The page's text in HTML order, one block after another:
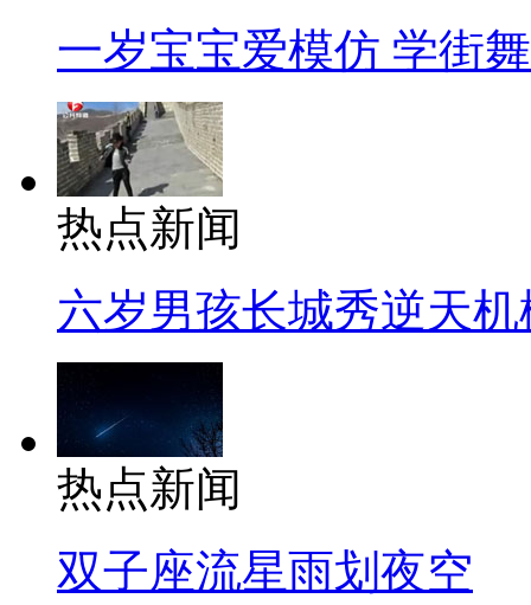
一岁宝宝爱模仿 学街
热点新闻
六岁男孩长城秀逆天机
热点新闻
双子座流星雨划夜空